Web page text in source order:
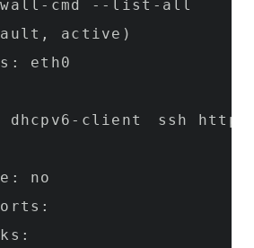
cmd
--list-all
active)
eth0
dhcpv6-client　ssh http
no